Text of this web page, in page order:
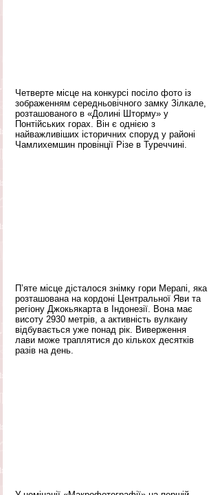
Четверте місце на конкурсі посіло фото із
зображенням середньовічного замку Зілкале,
розташованого в «Долині Шторму» у
Понтійських горах. Він є однією з
найважливіших історичних споруд у районі
Чамлихемшин провінції Різе в Туреччині.
П’яте місце дісталося знімку гори Мерапі, яка
розташована на кордоні Центральної Яви та
регіону Джокьякарта в Індонезії. Вона має
висоту 2930 метрів, а активність вулкану
відбувається уже понад рік. Виверження
лави може траплятися до кількох десятків
разів на день.